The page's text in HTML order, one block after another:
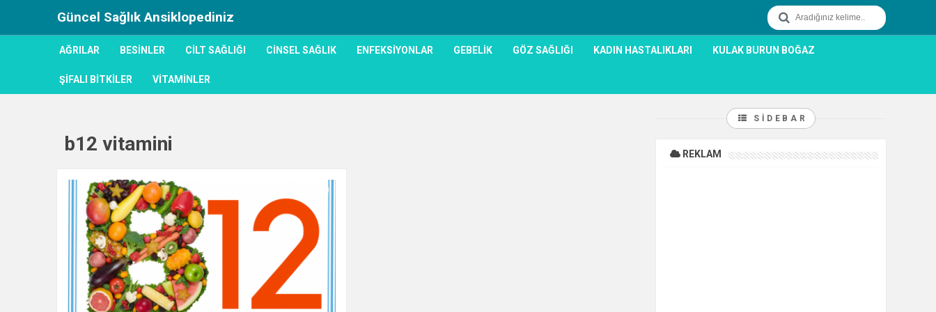
Güncel Sağlık Ansiklopediniz
AĞRILAR BESINLER CILT SAĞLIĞI CINSEL SAĞLIK ENFEKSIYONLAR GEBELIK GÖZ SAĞLIĞI KADIN HASTALIKLARI KULAK BURUN BOĞAZ
ŞIFALI BITKILER VITAMINLER
b12 vitamini
0
SIDEBAR
REKLAM